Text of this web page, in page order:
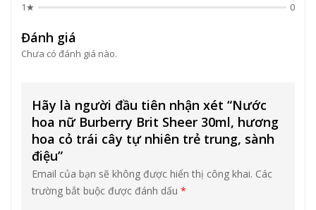
1★
0
Đánh giá
Chưa có đánh giá nào.
Hãy là người đầu tiên nhận xét “Nước
hoa nữ Burberry Brit Sheer 30ml, hương
hoa cỏ trái cây tự nhiên trẻ trung, sành
điệu”
Email của bạn sẽ không được hiển thị công khai. Các
trường bắt buộc được đánh dấu *